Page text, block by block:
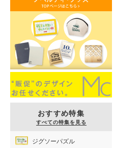
おすすめ特集
すべての特集を見る
ジグソーパズル